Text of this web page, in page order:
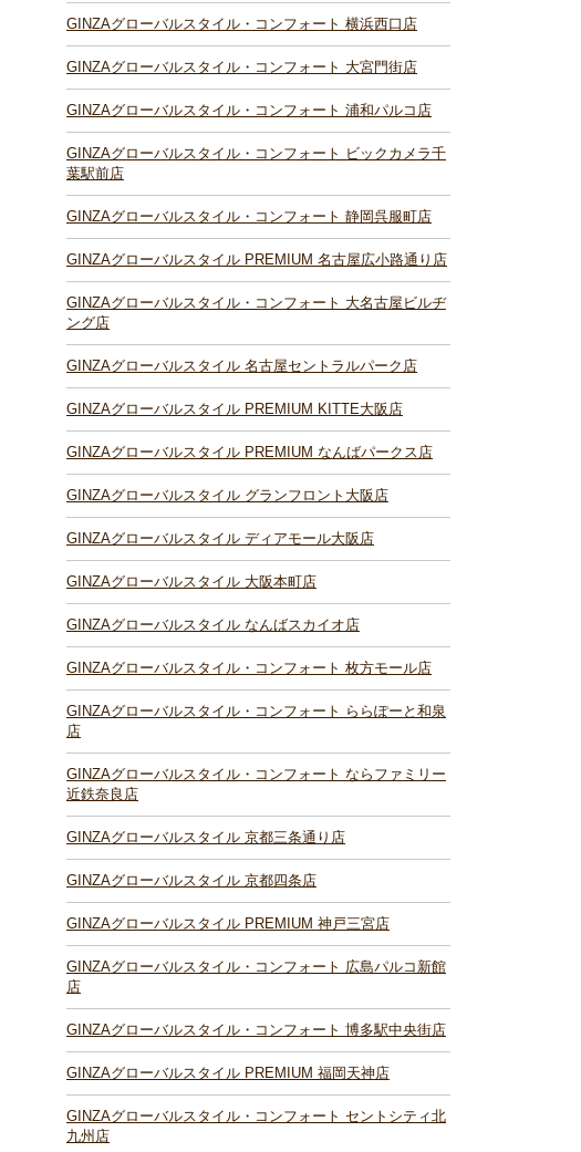
GINZAグローバルスタイル・コンフォート 横浜西口店
GINZAグローバルスタイル・コンフォート 大宮門街店
GINZAグローバルスタイル・コンフォート 浦和パルコ店
GINZAグローバルスタイル・コンフォート ビックカメラ千
葉駅前店
GINZAグローバルスタイル・コンフォート 静岡呉服町店
GINZAグローバルスタイル PREMIUM 名古屋広小路通り店
GINZAグローバルスタイル・コンフォート 大名古屋ビルヂ
ング店
GINZAグローバルスタイル 名古屋セントラルパーク店
GINZAグローバルスタイル PREMIUM KITTE大阪店
GINZAグローバルスタイル PREMIUM なんばパークス店
GINZAグローバルスタイル グランフロント大阪店
GINZAグローバルスタイル ディアモール大阪店
GINZAグローバルスタイル 大阪本町店
GINZAグローバルスタイル なんばスカイオ店
GINZAグローバルスタイル・コンフォート 枚方モール店
GINZAグローバルスタイル・コンフォート ららぽーと和泉
店
GINZAグローバルスタイル・コンフォート ならファミリー
近鉄奈良店
GINZAグローバルスタイル 京都三条通り店
GINZAグローバルスタイル 京都四条店
GINZAグローバルスタイル PREMIUM 神戸三宮店
GINZAグローバルスタイル・コンフォート 広島パルコ新館
店
GINZAグローバルスタイル・コンフォート 博多駅中央街店
GINZAグローバルスタイル PREMIUM 福岡天神店
GINZAグローバルスタイル・コンフォート セントシティ北
九州店